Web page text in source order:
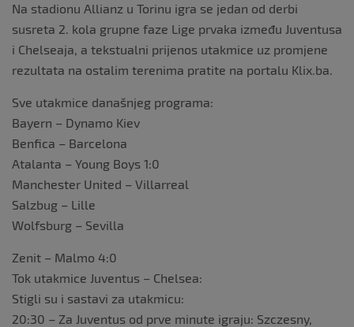
Na stadionu Allianz u Torinu igra se jedan od derbi
susreta 2. kola grupne faze Lige prvaka između Juventusa
i Chelseaja, a tekstualni prijenos utakmice uz promjene
rezultata na ostalim terenima pratite na portalu Klix.ba.
Sve utakmice današnjeg programa:
Bayern – Dynamo Kiev
Benfica – Barcelona
Atalanta – Young Boys 1:0
Manchester United – Villarreal
Salzbug – Lille
Wolfsburg – Sevilla
Zenit – Malmo 4:0
Tok utakmice Juventus – Chelsea:
Stigli su i sastavi za utakmicu:
20:30 – Za Juventus od prve minute igraju: Szczesny,